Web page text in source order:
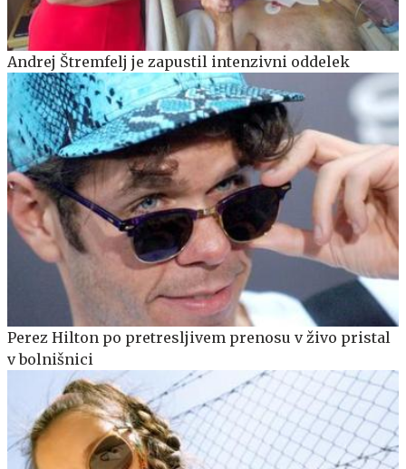
Andrej Štremfelj je zapustil intenzivni oddelek
Perez Hilton po pretresljivem prenosu v živo pristal
v bolnišnici